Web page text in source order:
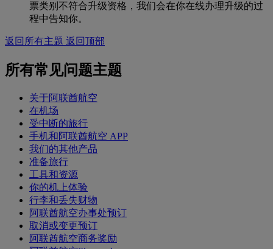
票类别不符合升级资格，我们会在你在线办理升级的过
程中告知你。
返回所有主题 返回顶部
所有常见问题主题
关于阿联酋航空
在机场
受中断的旅行
手机和阿联酋航空 APP
我们的其他产品
准备旅行
工具和资源
你的机上体验
行李和丢失财物
阿联酋航空办事处预订
取消或变更预订
阿联酋航空商务奖励